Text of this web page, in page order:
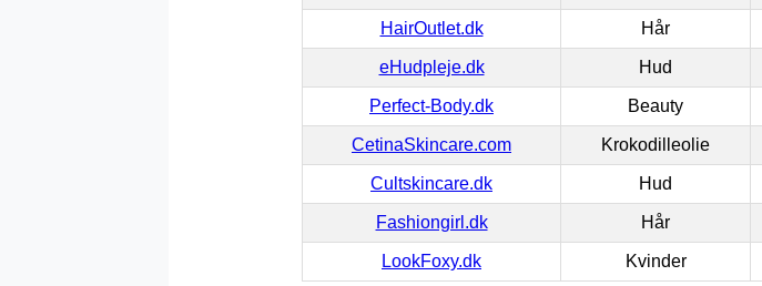
HairOutlet.dk Hår
eHudpleje.dk Hud
Perfect-Body.dk Beauty
CetinaSkincare.com Krokodilleolie
Cultskincare.dk Hud
Fashiongirl.dk Hår
LookFoxy.dk Kvinder